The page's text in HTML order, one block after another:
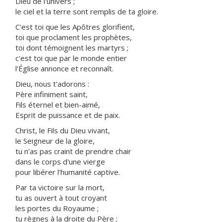
le ciel et la terre sont remplis de ta gloire.
C'est toi que les Apôtres glorifient,
toi que proclament les prophètes,
toi dont témoignent les martyrs ;
c'est toi que par le monde entier
l'Église annonce et reconnaît.
Dieu, nous t'adorons :
Père infiniment saint,
Fils éternel et bien-aimé,
Esprit de puissance et de paix.
Christ, le Fils du Dieu vivant,
le Seigneur de la gloire,
tu n'as pas craint de prendre chair
dans le corps d'une vierge
pour libérer l'humanité captive.
Par ta victoire sur la mort,
tu as ouvert à tout croyant
les portes du Royaume ;
tu règnes à la droite du Père ;